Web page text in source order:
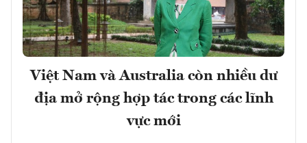
Việt Nam và Australia còn nhiều dư
địa mở rộng hợp tác trong các lĩnh
vực mới